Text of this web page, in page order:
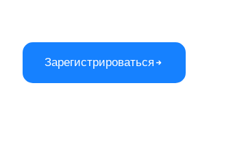
Зарегистрироваться